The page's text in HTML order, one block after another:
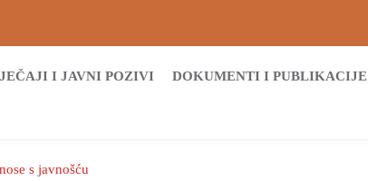
I JAVNI POZIVI DOKUMENTI I PUBLIKACIJE
s javnošću